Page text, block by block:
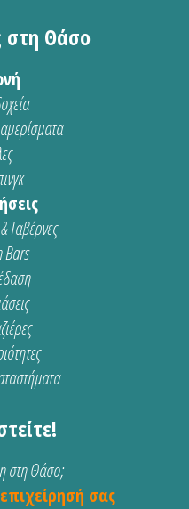
στη Θάσο
Ταβέρνες
Bars
στη Θάσο;
σας